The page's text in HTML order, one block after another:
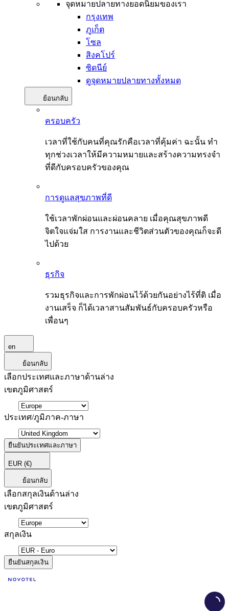
จุดหมายปลายทางยอดนิยมของเรา
กรุงเทพ
ภูเก็ต
โซล
สิงคโปร์
ซิดนีย์
ดูจุดหมายปลายทางทั้งหมด
ย้อนกลับ
ครอบครัว
เวลาที่ใช้กับคนที่คุณรักคือเวลาที่คุ้มค่า ฉะนั้น ทำ
ทุกช่วงเวลาให้มีความหมายและสร้างความทรงจำ
ที่ดีกับครอบครัวของคุณ
การดูแลสุขภาพที่ดี
ใช้เวลาพักผ่อนและผ่อนคลาย เมื่อคุณสุขภาพดี
จิตใจแจ่มใส การงานและชีวิตส่วนตัวของคุณก็จะดี
ไปด้วย
ธุรกิจ
รวมธุรกิจและการพักผ่อนไว้ด้วยกันอย่างไร้ที่ติ เมื่อ
งานเสร็จ ก็ได้เวลาสานสัมพันธ์กับครอบครัวหรือ
เพื่อนๆ
en
ย้อนกลับ
เลือกประเทศและภาษาด้านล่าง
เขตภูมิศาสตร์
ประเทศ/ภูมิภาค-ภาษา
ยืนยันประเทศและภาษา
EUR (€)
ย้อนกลับ
เลือกสกุลเงินด้านล่าง
เขตภูมิศาสตร์
สกุลเงิน
ยืนยันสกุลเงิน